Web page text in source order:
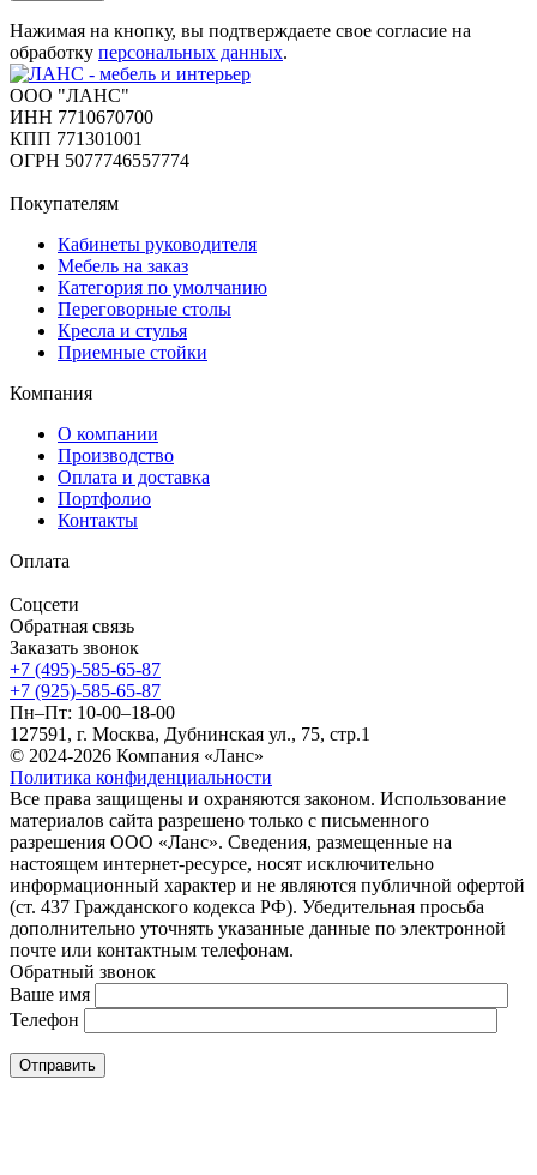
Нажимая на кнопку, вы подтверждаете свое согласие на
обработку персональных данных.
ООО "ЛАНС"
ИНН 7710670700
КПП 771301001
ОГРН 5077746557774
Покупателям
Кабинеты руководителя
Мебель на заказ
Категория по умолчанию
Переговорные столы
Кресла и стулья
Приемные стойки
Компания
О компании
Производство
Оплата и доставка
Портфолио
Контакты
Оплата
Соцсети
Обратная связь
Заказать звонок
+7 (495)-585-65-87
+7 (925)-585-65-87
Пн–Пт: 10-00–18-00
127591, г. Москва, Дубнинская ул., 75, стр.1
© 2024-2026 Компания «Ланс»
Политика конфиденциальности
Все права защищены и охраняются законом. Использование
материалов сайта разрешено только с письменного
разрешения ООО «Ланс». Сведения, размещенные на
настоящем интернет-ресурсе, носят исключительно
информационный характер и не являются публичной офертой
(ст. 437 Гражданского кодекса РФ). Убедительная просьба
дополнительно уточнять указанные данные по электронной
почте или контактным телефонам.
Обратный звонок
Ваше имя
Телефон
Отправить